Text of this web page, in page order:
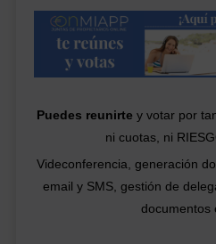
Puedes reunirte y votar por
ni cuotas, ni
Videconferencia, generación
email y SMS, gestión de
documentos